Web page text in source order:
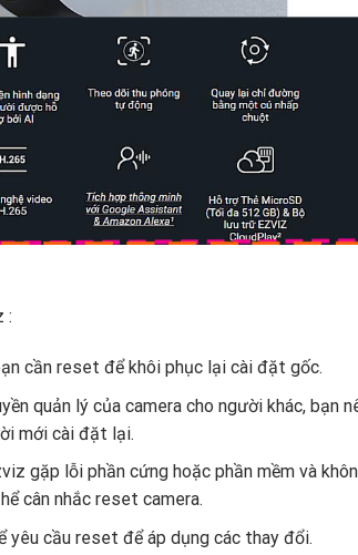
:
cần reset để khôi phục lại cài đặt gốc.
quản lý của camera cho người khác, bạn
mới cài đặt lại.
gặp lỗi phần cứng hoặc phần mềm và
cân nhắc reset camera.
yêu cầu reset để áp dụng các thay đổi.